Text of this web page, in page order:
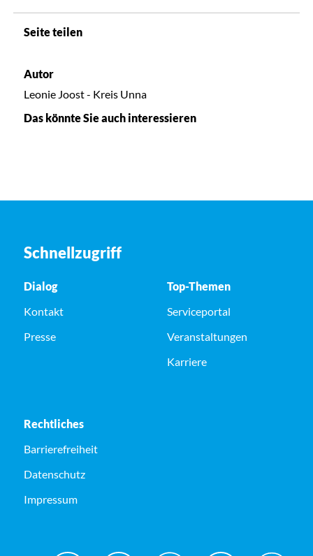
Seite teilen
Autor
Leonie Joost - Kreis Unna
Das könnte Sie auch interessieren
Schnellzugriff
Dialog
Kontakt
Presse
Top-Themen
Serviceportal
Veranstaltungen
Karriere
Rechtliches
Barrierefreiheit
Datenschutz
Impressum